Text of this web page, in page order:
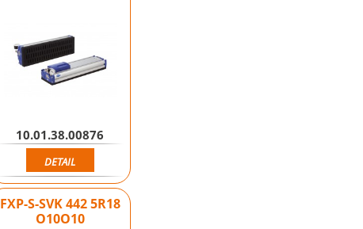
10.01.38.00876
DETAIL
FXP-S-SVK 442 5R18
O10O10